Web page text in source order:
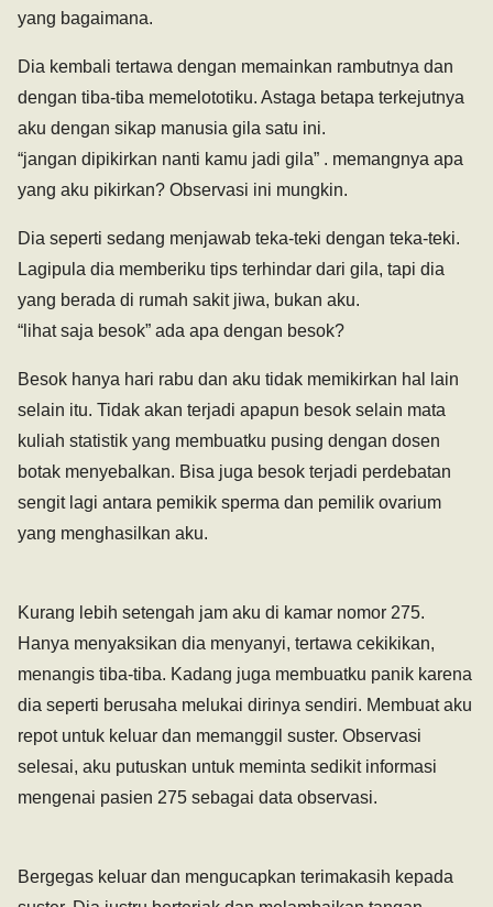
yang bagaimana.
Dia kembali tertawa dengan memainkan rambutnya dan
dengan tiba-tiba memelototiku. Astaga betapa terkejutnya
aku dengan sikap manusia gila satu ini.
“jangan dipikirkan nanti kamu jadi gila” . memangnya apa
yang aku pikirkan? Observasi ini mungkin.
Dia seperti sedang menjawab teka-teki dengan teka-teki.
Lagipula dia memberiku tips terhindar dari gila, tapi dia
yang berada di rumah sakit jiwa, bukan aku.
“lihat saja besok” ada apa dengan besok?
Besok hanya hari rabu dan aku tidak memikirkan hal lain
selain itu. Tidak akan terjadi apapun besok selain mata
kuliah statistik yang membuatku pusing dengan dosen
botak menyebalkan. Bisa juga besok terjadi perdebatan
sengit lagi antara pemikik sperma dan pemilik ovarium
yang menghasilkan aku.
Kurang lebih setengah jam aku di kamar nomor 275.
Hanya menyaksikan dia menyanyi, tertawa cekikikan,
menangis tiba-tiba. Kadang juga membuatku panik karena
dia seperti berusaha melukai dirinya sendiri. Membuat aku
repot untuk keluar dan memanggil suster. Observasi
selesai, aku putuskan untuk meminta sedikit informasi
mengenai pasien 275 sebagai data observasi.
Bergegas keluar dan mengucapkan terimakasih kepada